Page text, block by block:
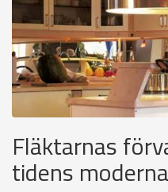
Fläktarnas
tidens